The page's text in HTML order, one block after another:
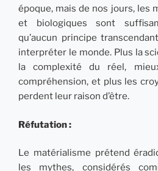
époque, mais de nos jours, les
et biologiques sont
qu’aucun principe
interpréter le monde. Plus la
la complexité du réel,
compréhension, et plus les
perdent leur raison d’être.
Réfutation :
Le matérialisme prétend
les mythes, considérés